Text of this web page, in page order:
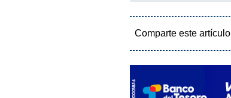
Comparte este artículo